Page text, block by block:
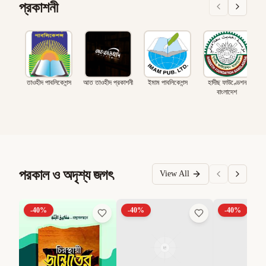
প্রকাশনী
তাওহীদ পাবলিকেশন্স আত তাওহীদ প্রকাশনী ইমাম পাবলিকেশন্স
হাদীছ ফাউণ্ডেশন
বাংলাদেশ
পরকাল ও অদৃশ্য জগৎ View All
-40% -40% -40%